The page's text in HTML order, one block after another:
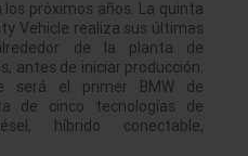
próximos años. La quinta
Vehicle realiza sus últimas
de la planta de
antes de iniciar producción.
será el primer BMW de
de cinco tecnologías de
híbrido conectable,